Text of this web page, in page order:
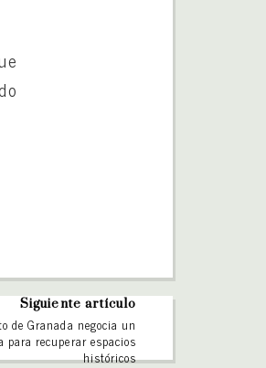
Siguiente artículo
de Granada negocia un
recuperar espacios
históricos